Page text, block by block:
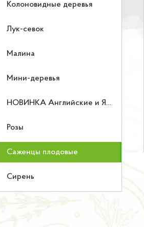
Колоновидные деревья
Лук-севок
Малина
Мини-деревья
НОВИНКА Английские и Японские розы
Розы
Саженцы плодовые
Сирень